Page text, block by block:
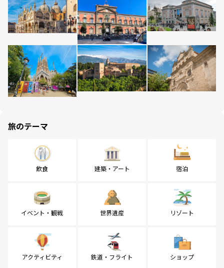
旅のテーマ
飲食 建築・アート 宿泊
イベント・観戦 世界遺産 リゾート
アクティビティ 鉄道・フライト ショップ